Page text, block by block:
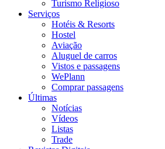
Turismo Religioso
Serviços
Hotéis & Resorts
Hostel
Aviação
Aluguel de carros
Vistos e passagens
WePlann
Comprar passagens
Últimas
Notícias
Vídeos
Listas
Trade